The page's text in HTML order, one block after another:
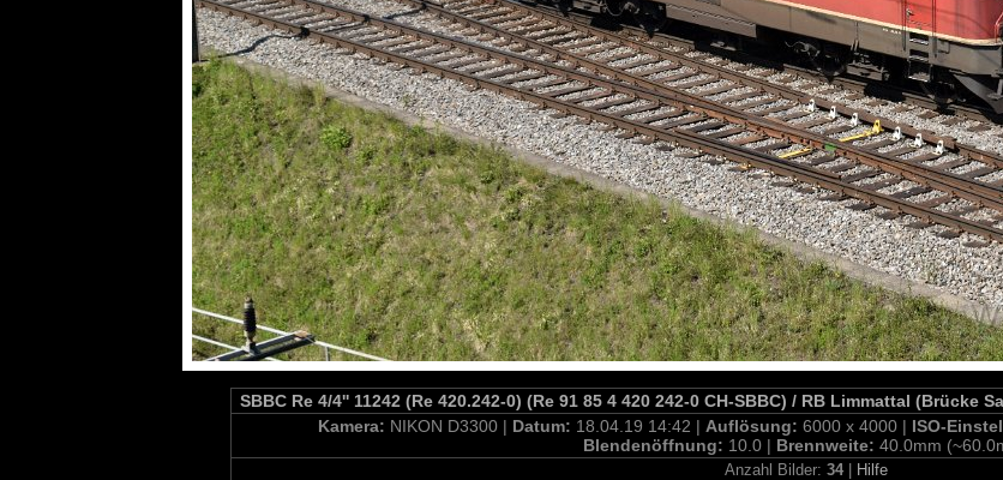
SBBC Re 4/4'' 11242 (Re 420.242-0) (Re 91 85 4 420 242-0 CH-SBBC) / RB Limmattal (Brücke
Kamera: NIKON D3300 | Datum: 18.04.19 14:42 | Auflösung: 6000 x 4000 | ISO-
Blendenöffnung: 10.0 | Brennweite: 40.0mm
Anzahl Bilder: 34 Hilfe